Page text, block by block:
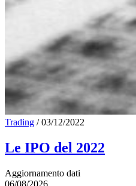
Trading / 03/12/2022
Le IPO del 2022
Aggiornamento dati
06/08/2026